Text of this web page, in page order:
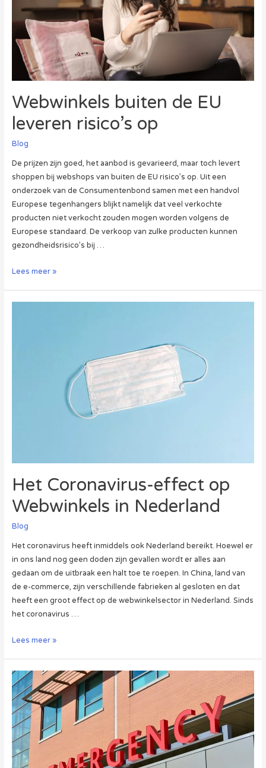
Webwinkels buiten de EU
leveren risico’s op
Blog
De prijzen zijn goed, het aanbod is gevarieerd, maar toch levert
shoppen bij webshops van buiten de EU risico’s op. Uit een
onderzoek van de Consumentenbond samen met een handvol
Europese tegenhangers blijkt namelijk dat veel verkochte
producten niet verkocht zouden mogen worden volgens de
Europese standaard. De verkoop van zulke producten kunnen
gezondheidsrisico’s bij …
Webwinkels
Lees meer »
Het Coronavirus-effect op
Webwinkels in Nederland
Blog
Het coronavirus heeft inmiddels ook Nederland bereikt. Hoewel er
in ons land nog geen doden zijn gevallen wordt er alles aan
gedaan om de uitbraak een halt toe te roepen. In China, land van
de e-commerce, zijn verschillende fabrieken al gesloten en dat
heeft een groot effect op de webwinkelsector in Nederland. Sinds
het coronavirus …
Het
op
Webwinkels
in
Nederland
Lees meer »